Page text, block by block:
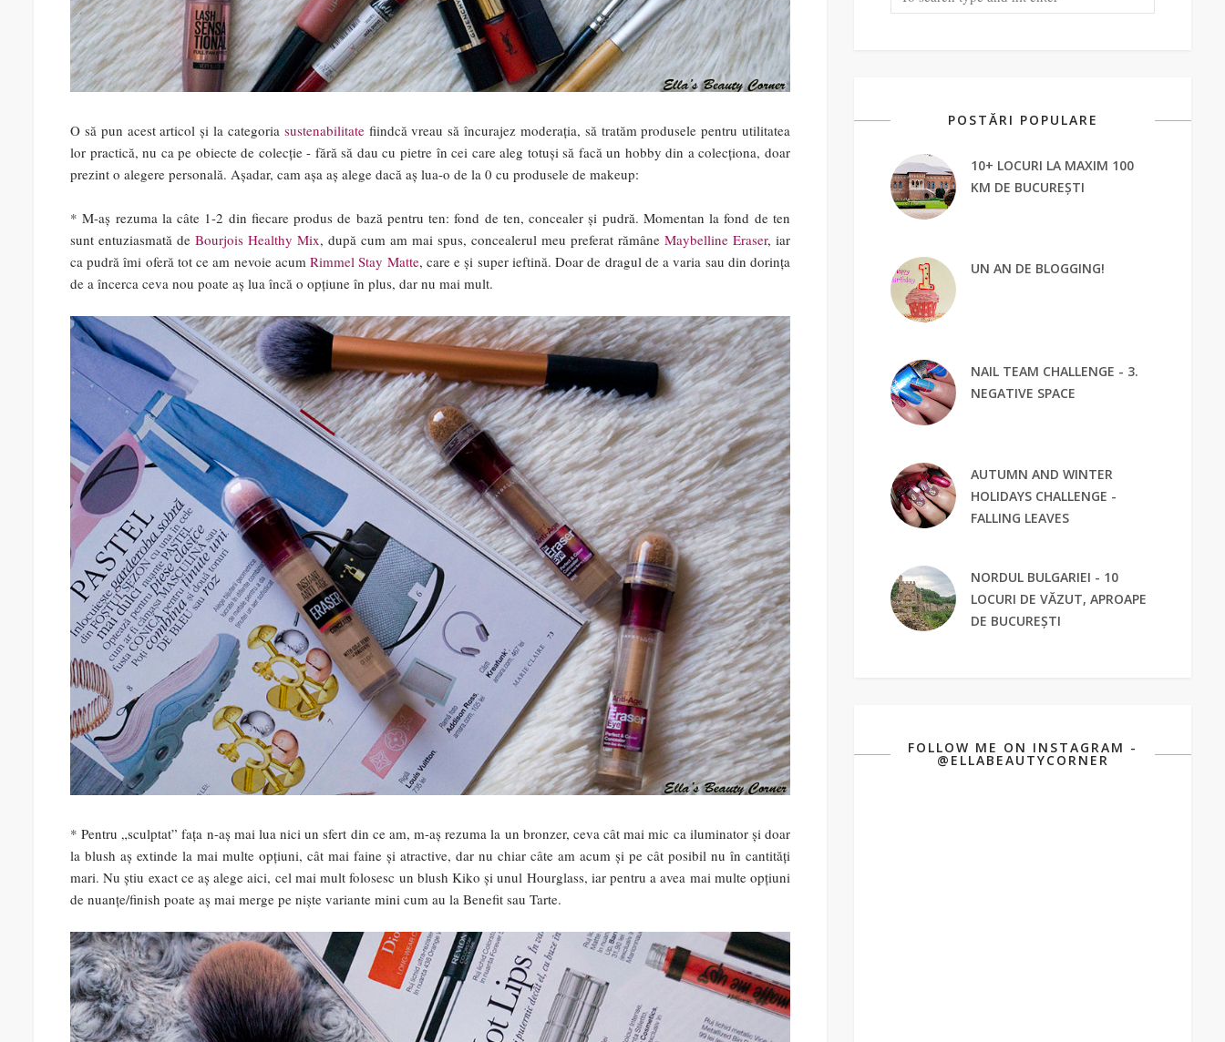
O să pun acest articol și la categoria sustenabilitatefiindcă vreau să încurajez moderația, să tratăm produsele pentru utilitatea
lor practică, nu ca pe obiecte de colecție - fără să dau cu pietre în cei care aleg totuși să facă un hobby din a colecționa, doar
prezint o alegere personală. Așadar, cam așa aș alege dacă aș lua-o de la 0 cu produsele de makeup:
* M-aș rezuma la câte 1-2 din fiecare produs de bază pentru ten: fond de ten, concealer și pudră. Momentan la fond de ten
sunt entuziasmată de Bourjois Healthy Mix, după cum am mai spus, concealerul meu preferat rămâne Maybelline Eraser, iar
ca pudră îmi oferă tot ce am nevoie acumRimmel Stay Matte, care e și super ieftină. Doar de dragul de a varia sau din dorința
de a încerca ceva nou poate aș lua încă o opțiune în plus, dar nu mai mult.
* Pentru „sculptat” fața n-aș mai lua nici un sfert din ce am, m-aș rezuma la un bronzer, ceva cât mai mic ca iluminator și doar
la blush aș extinde la mai multe opțiuni, cât mai faine și atractive, dar nu chiar câte am acum și pe cât posibil nu în cantități
mari. Nu știu exact ce aș alege aici, cel mai mult folosesc un blush Kiko și unul Hourglass, iar pentru a avea mai multe opțiuni
de nuanțe/finish poate aș mai merge pe niște variante mini cum au la Benefit sau Tarte.
POSTĂRI POPULARE
10+ LOCURI LA MAXIM 100
KM DE BUCUREȘTI
UN AN DE BLOGGING!
NAIL TEAM CHALLENGE - 3.
NEGATIVE SPACE
AUTUMN AND WINTER
HOLIDAYS CHALLENGE -
FALLING LEAVES
NORDUL BULGARIEI - 10
LOCURI DE VĂZUT, APROAPE
DE BUCUREȘTI
FOLLOW ME ON INSTAGRAM -
@ELLABEAUTYCORNER